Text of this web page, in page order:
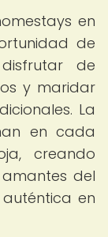
en
de
de
y maridar
La
en cada
creando
del
en